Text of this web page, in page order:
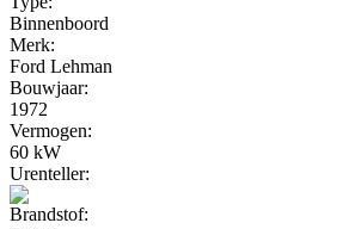
Binnenboord
Merk:
Ford Lehman
Bouwjaar:
1972
Vermogen:
60 kW
Urenteller:
Brandstof: